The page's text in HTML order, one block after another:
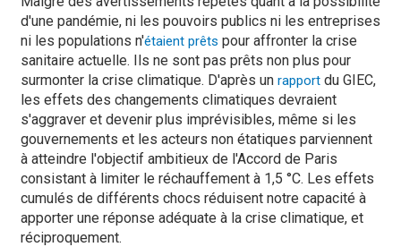
d'une pandémie, ni les pouvoirs publics ni les entreprises
ni les populations n'étaient prêts pour affronter la crise
sanitaire actuelle. Ils ne sont pas prêts non plus pour
surmonter la crise climatique. D'après un rapport du GIEC,
les effets des changements climatiques devraient
s'aggraver et devenir plus imprévisibles, même si les
gouvernements et les acteurs non étatiques parviennent
à atteindre l'objectif ambitieux de l'Accord de Paris
consistant à limiter le réchauffement à 1,5 °C. Les effets
cumulés de différents chocs réduisent notre capacité à
apporter une réponse adéquate à la crise climatique, et
réciproquement.